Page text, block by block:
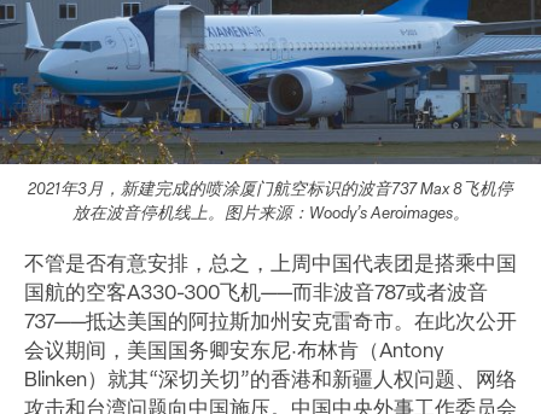
2021年3月，新建完成的喷涂厦门航空标识的波音737 Max 8飞机停
放在波音停机线上。图片来源：Woody’s Aeroimages。
不管是否有意安排，总之，上周中国代表团是搭乘中国
国航的空客A330-300飞机——而非波音787或者波音
737——抵达美国的阿拉斯加州安克雷奇市。在此次公开
会议期间，美国国务卿安东尼·布林肯（Antony
Blinken）就其“深切关切”的香港和新疆人权问题、网络